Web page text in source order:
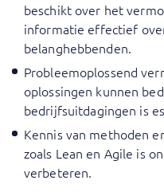
beschikt over het
informatie effectief
belanghebbenden.
Probleemoplossend
oplossingen kunnen
bedrijfsuitdagingen is
Kennis van methoden
zoals Lean en Agile is
verbeteren.